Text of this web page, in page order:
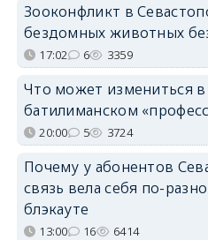
Зооконфликт в
бездомных животных
17:02 6 3359
Что может измениться в
батилиманском
20:00 5 3724
Почему у абонентов
связь вела себя по-
блэкауте
13:00 16 6414